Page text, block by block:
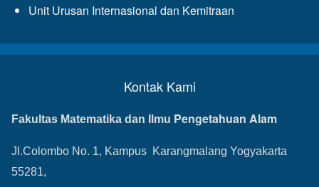
Unit Urusan Internasional dan Kemitraan
Kontak Kami
Fakultas Matematika dan Ilmu Pengetahuan Alam
Jl.Colombo No. 1, Kampus Karangmalang Yogyakarta
55281,